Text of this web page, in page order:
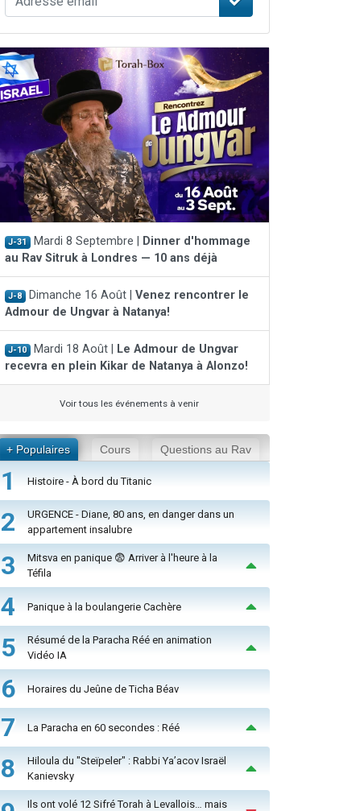
J-31 Mardi 8 Septembre |
Dinner d'hommage
au Rav Sitruk à Londres — 10 ans déjà
J-8 Dimanche 16 Août | Venez rencontrer le
Admour de Ungvar à Natanya!
J-10 Mardi 18 Août |
Le Admour de Ungvar
recevra en plein Kikar de Natanya à Alonzo!
Voir tous les événements à venir
+ Populaires Cours Questions au Rav
1 Histoire - À bord du Titanic
2
URGENCE - Diane, 80 ans, en danger dans un
appartement insalubre
3
Mitsva en panique 😨 Arriver à l'heure à la
Téfila
4 Panique à la boulangerie Cachère
5
Résumé de la Paracha Réé en animation
Vidéo IA
6 Horaires du Jeûne de Ticha Béav
7 La Paracha en 60 secondes : Réé
8
Hiloula du "Steïpeler" : Rabbi Ya’acov Israël
Kanievsky
Ils ont volé 12 Sifré Torah à Levallois… mais